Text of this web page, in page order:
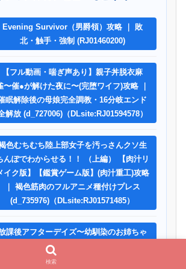
Evening Survivor（男爵領）攻略 ｜ 敗
北・触手・強制 (RJ01460200)
【フル動画・喘ぎ声あり】親子丼脱衣麻
〜催●が解けた夜に〜(完堕ワイフ)攻略 ｜
眠解除後の母娘完全調教・16分岐エンド
解放 (d_727006)（DLsite:RJ01594578）
色むちむち陸上部女子を汚っさんクソ生
んぽでわからせる！！ （上編） 【肉汁リ
イク版】【鑑賞ゲーム版】(肉汁重工)攻略
｜ 褐色筋肉のフルアニメ種付けプレス
(d_735976)（DLsite:RJ01571485）
課後アフターデイズ〜幼馴染のお姉ちゃ
んとめっちゃいちゃらぶしてみた〜(スタジ
オcute)攻略 ｜ Hカップの幼馴染と甘々おさ
検索